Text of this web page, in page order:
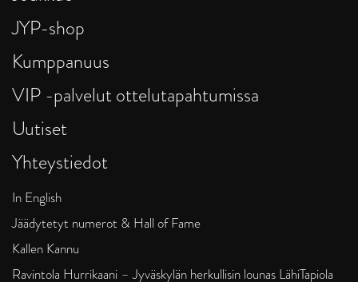
JYP-shop
Kumppanuus
VIP -palvelut ottelutapahtumissa
Uutiset
Yhteystiedot
In English
Jäädytetyt numerot & Hall of Fame
Kallen Kannu
Ravintola Hurrikaani – Jyväskylän herkullisin lounas LähiTapiola